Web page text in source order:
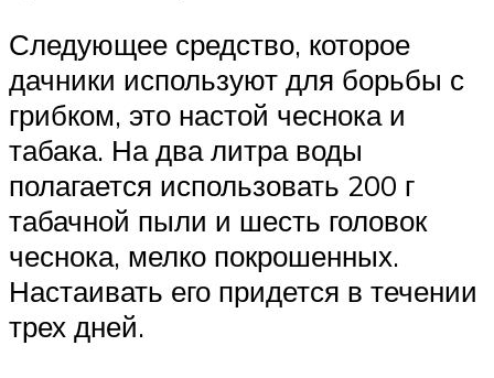
Следующее средство, которое
дачники используют для борьбы с
грибком, это настой чеснока и
табака. На два литра воды
полагается использовать 200 г
табачной пыли и шесть головок
чеснока, мелко покрошенных.
Настаивать его придется в течении
трех дней.